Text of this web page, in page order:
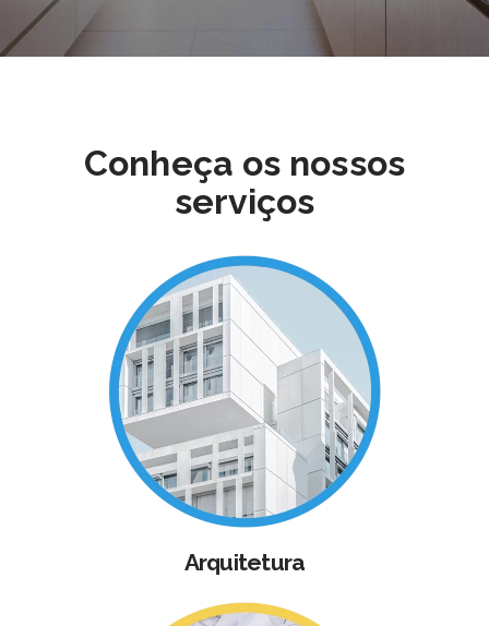
Conheça os nossos
serviços
Arquitetura